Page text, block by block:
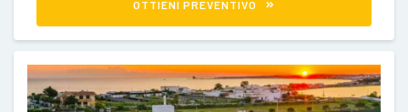
OTTIENI PREVENTIVO